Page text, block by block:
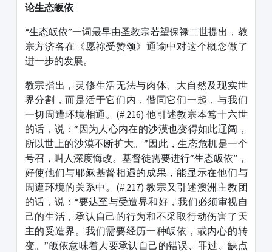
论生态皈依
“生态皈依”一词最早由圣教宗若望保禄二世提出，教
宗方济各在《愿祢受赞颂》通谕中对这个概念做了
进一步的发展。
教宗指出，灵修生活无法与肉体、大自然及现实世
界分割，而是活于它们内，偕同它们一起，与我们
一切周遭环境相通。(# 216) 他引述教宗本笃十六世
的话，说：“因为人心内在的沙漠也变得如此辽阔，
所以世上的沙漠不断扩大。”因此，生态危机是一个
号召，叫人深度悔改。基督徒需要进行“生态皈依”，
好使他们与耶稣基督相遇的成果，能显示在他们与
周遭环境的关系中。(# 217) 教宗又引述澳洲主教团
的话，说：“要达至与受造界和好，我们必须审视自
己的生活，承认自己的行为和不采取行动伤害了天
主的受造界。我们需要经历一种皈依，或内心的转
变。”皈依意味着人要承认自己的错误、罪过、缺点